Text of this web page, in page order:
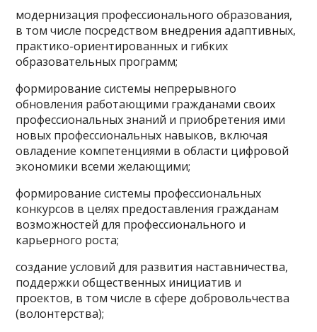
модернизация профессионального образования,
в том числе посредством внедрения адаптивных,
практико-ориентированных и гибких
образовательных программ;
формирование системы непрерывного
обновления работающими гражданами своих
профессиональных знаний и приобретения ими
новых профессиональных навыков, включая
овладение компетенциями в области цифровой
экономики всеми желающими;
формирование системы профессиональных
конкурсов в целях предоставления гражданам
возможностей для профессионального и
карьерного роста;
создание условий для развития наставничества,
поддержки общественных инициатив и
проектов, в том числе в сфере добровольчества
(волонтерства);